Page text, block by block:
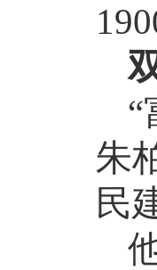
“
朱
民